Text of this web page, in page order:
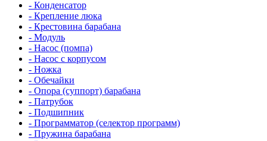
- Конденсатор
- Крепление люка
- Крестовина барабана
- Модуль
- Насос (помпа)
- Насос c корпусом
- Ножка
- Обечайки
- Опора (суппорт) барабана
- Патрубок
- Подшипник
- Программатор (селектор программ)
- Пружина барабана